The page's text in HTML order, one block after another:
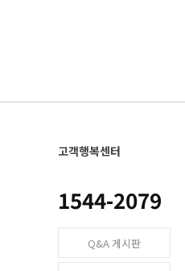
고객행복센터
1544-2079
Q&A 게시판